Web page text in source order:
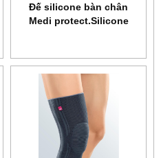
Đế silicone bàn chân
Medi protect.Silicone